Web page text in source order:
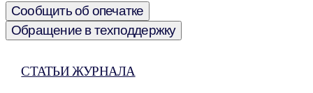
Сообщить об опечатке
Обращение в техподдержку
СТАТЬИ ЖУРНАЛА